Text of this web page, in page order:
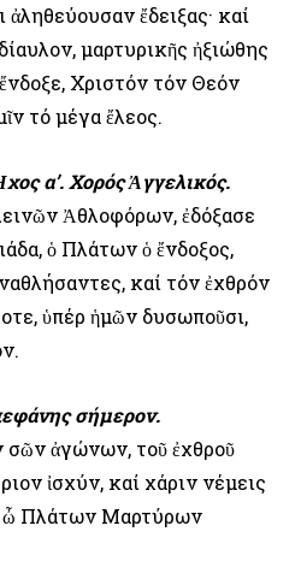
ἔδειξας· καί
μαρτυρικῆς ἠξιώθης
Χριστόν τόν Θεόν
τό μέγα ἔλεος.
α’. Χορός Ἀγγελικός.
Ἀθλοφόρων, ἐδόξασε
ὁ Πλάτων ὁ ἔνδοξος,
καί τόν ἐχθρόν
ὑπέρ ἡμῶν δυσωποῦσι,
σήμερον.
σῶν ἀγώνων, τοῦ ἐχθροῦ
ἰσχύν, καί χάριν νέμεις
ὦ Πλάτων Μαρτύρων